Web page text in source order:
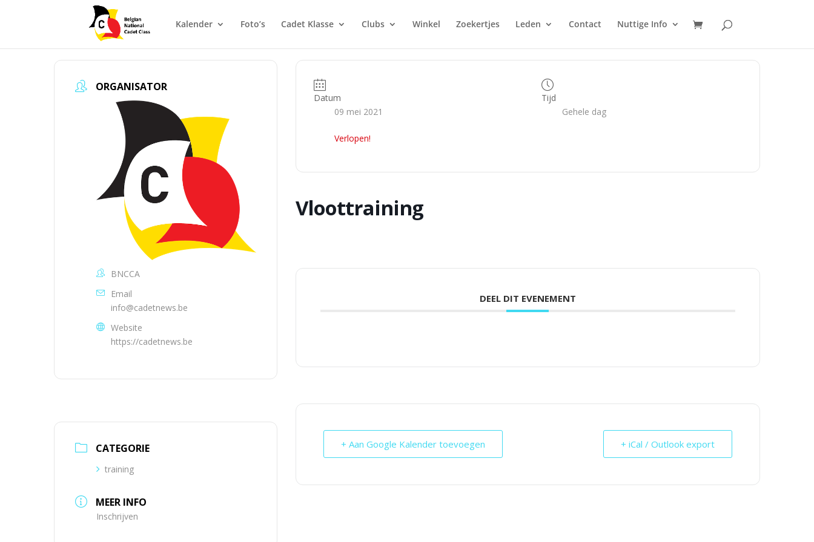
Kalender Foto’s Cadet Klasse Clubs Winkel Zoekertjes Leden Contact Nuttige Info
ORGANISATOR
BNCCA
Email
info@cadetnews.be
Website
https://cadetnews.be
CATEGORIE
training
MEER INFO
Inschrijven
Datum
09 mei 2021
Verlopen!
Tijd
Gehele dag
Vloottraining
DEEL DIT EVENEMENT
+ Aan Google Kalender toevoegen + iCal / Outlook export